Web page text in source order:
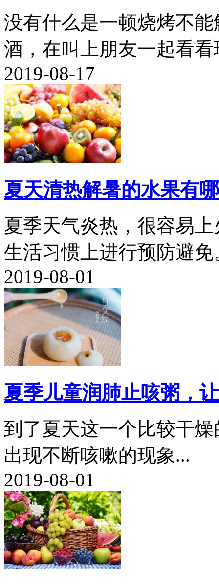
没有什么是一顿烧烤不
酒，在叫上朋友一起看
2019-08-17
夏天清热解暑的水果有
夏季天气炎热，很容易
生活习惯上进行预防避免
2019-08-01
夏季儿童润肺止咳粥，
到了夏天这一个比较干
出现不断咳嗽的现象...
2019-08-01